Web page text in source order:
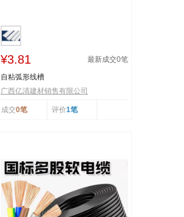
¥3.81 最新成交0笔
自粘弧形线槽
广西亿清建材销售有限公司
成交0笔 评价1笔